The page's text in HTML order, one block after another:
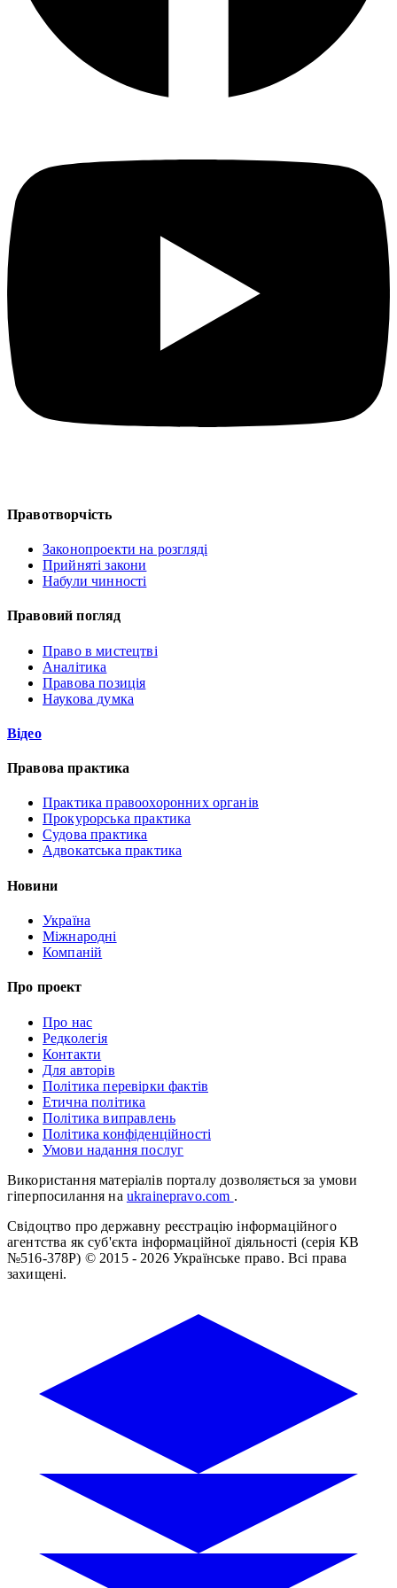
Правотворчість
Законопроекти на розгляді
Прийняті закони
Набули чинності
Правовий погляд
Право в мистецтві
Аналітика
Правова позиція
Наукова думка
Відео
Правова практика
Практика правоохоронних органів
Прокурорська практика
Судова практика
Адвокатська практика
Новини
Україна
Міжнародні
Компаній
Про проект
Про нас
Редколегія
Контакти
Для авторів
Політика перевірки фактів
Етична політика
Політика виправлень
Політика конфіденційності
Умови надання послуг
Використання матеріалів порталу дозволяється за умови
гіперпосилання на ukrainepravo.com .
Свідоцтво про державну реєстрацію інформаційного
агентства як суб'єкта інформаційної діяльності (серія КВ
№516-378Р) © 2015 - 2026 Українське право. Всі права
захищені.